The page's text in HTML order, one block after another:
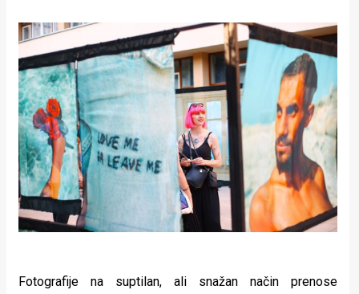
Fotografije na suptilan, ali snažan način prenose